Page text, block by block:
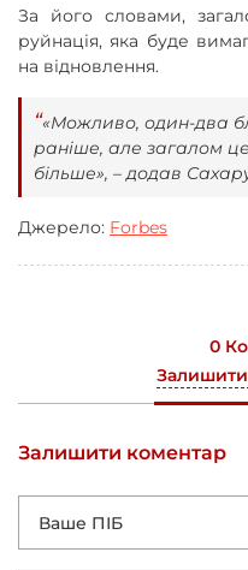
За його словами,
руйнація, яка буде
на відновлення.
«Можливо, один-два
раніше, але загалом це
більше», – додав
Джерело: Forbes
0
Залишити
Залишити коментар